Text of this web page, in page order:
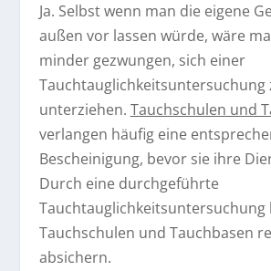
Ja. Selbst wenn man die eigene
außen vor lassen würde, wäre
minder gezwungen, sich einer
Tauchtauglichkeitsuntersuchung
unterziehen. Tauchschulen und
verlangen häufig eine
Bescheinigung, bevor sie ihre
Durch eine durchgeführte
Tauchtauglichkeitsuntersuchung
Tauchschulen und Tauchbasen
absichern.